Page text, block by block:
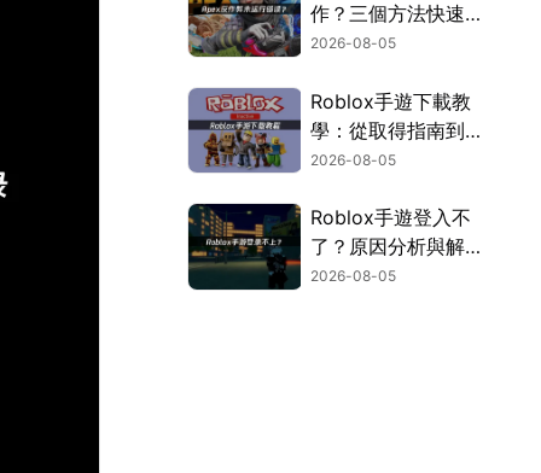
作？三個方法快速解
決！
2026-08-05
Roblox手遊下載教
學：從取得指南到登
入疑難排解！
2026-08-05
Roblox手遊登入不
了？原因分析與解決
方案！
2026-08-05